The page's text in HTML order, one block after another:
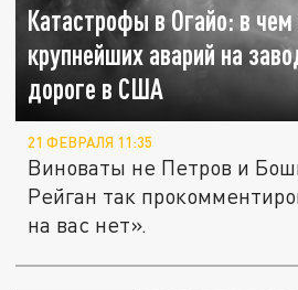
Катастрофы в Огайо: в
крупнейших аварий на
дороге в США
21 ФЕВРАЛЯ 11:35
Виноваты не Петров и
Рейган так
на вас нет».